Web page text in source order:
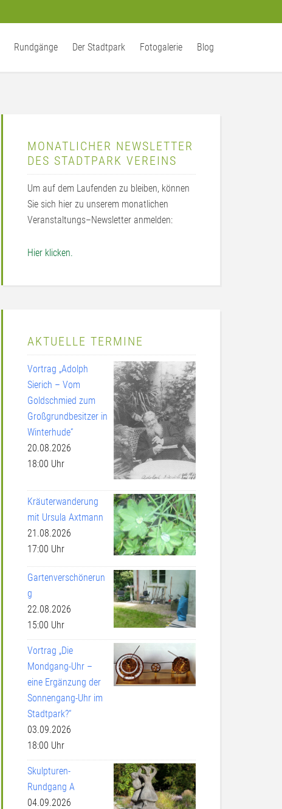
Rundgänge Der Stadtpark Fotogalerie Blog
MONATLICHER NEWSLETTER
DES STADTPARK VEREINS
Um auf dem Laufenden zu bleiben, können
Sie sich hier zu unserem monatlichen
Veranstaltungs–Newsletter anmelden:
Hier klicken.
AKTUELLE TERMINE
Vortrag „Adolph
Sierich – Vom
Goldschmied zum
Großgrundbesitzer in
Winterhude“
20.08.2026
18:00 Uhr
Kräuterwanderung
mit Ursula Axtmann
21.08.2026
17:00 Uhr
Gartenverschönerun
g
22.08.2026
15:00 Uhr
Vortrag „Die
Mondgang-Uhr –
eine Ergänzung der
Sonnengang-Uhr im
Stadtpark?“
03.09.2026
18:00 Uhr
Skulpturen-
Rundgang A
04.09.2026